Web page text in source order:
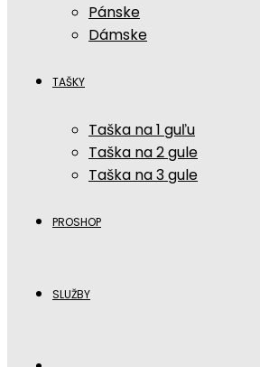
Pánske
Dámske
TAŠKY
Taška na 1 guľu
Taška na 2 gule
Taška na 3 gule
PROSHOP
SLUŽBY